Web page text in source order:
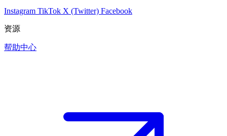
Instagram TikTok X (Twitter) Facebook
资源
帮助中心